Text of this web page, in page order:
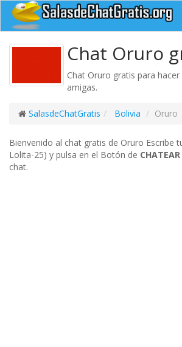
Chat Oruro
Chat Oruro gratis para
amigas.
SalasdeChatGratis Bolivia Oruro
Bienvenido al chat gratis de Oruro Escribe
Lolita-25) y pulsa en el Botón de CHATEAR
chat.